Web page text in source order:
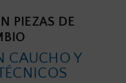
PIEZAS DE
CAUCHO Y